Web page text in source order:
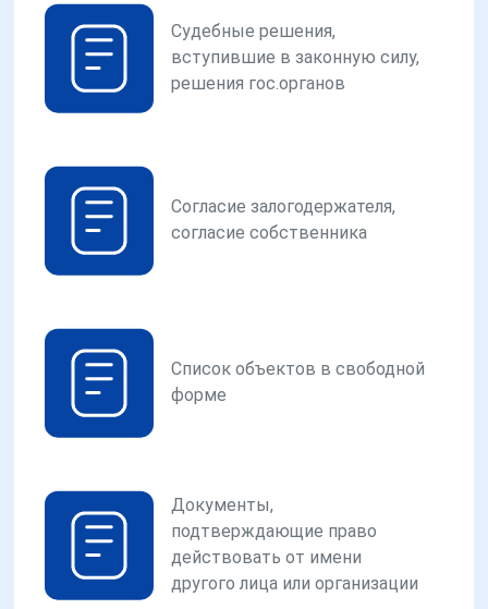
Судебные решения,
вступившие в законную силу,
решения гос.органов
Согласие залогодержателя,
согласие собственника
Список объектов в свободной
форме
Документы,
подтверждающие право
действовать от имени
другого лица или организации